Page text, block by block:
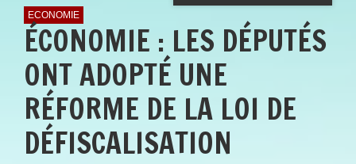
ECONOMIE
ÉCONOMIE : LES DÉPUTÉS
ONT ADOPTÉ UNE
RÉFORME DE LA LOI DE
DÉFISCALISATION